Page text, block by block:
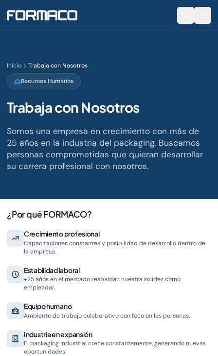
Inicio
Trabaja con Nosotros
Recursos Humanos
Trabaja con Nosotros
Somos una empresa en crecimiento con más de
25 años en la industria del packaging. Buscamos
personas comprometidas que quieran desarrollar
su carrera profesional con nosotros.
¿Por qué FORMACO?
Crecimiento profesional
Capacitaciones constantes y posibilidad de desarrollo dentro de
la empresa.
Estabilidad laboral
+25 años en el mercado respaldan nuestra solidez como
empleador.
Equipo humano
Ambiente de trabajo colaborativo con foco en las personas.
Industria en expansión
El packaging industrial crece constantemente, generando nuevas
oportunidades.